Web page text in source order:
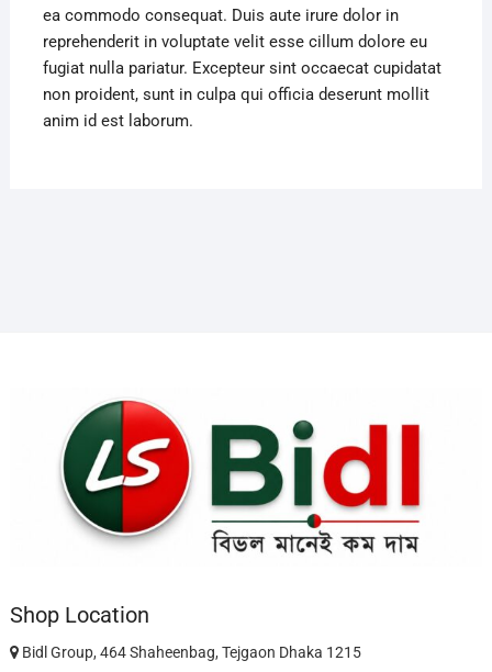
ea commodo consequat. Duis aute irure dolor in
reprehenderit in voluptate velit esse cillum dolore eu
fugiat nulla pariatur. Excepteur sint occaecat cupidatat
non proident, sunt in culpa qui officia deserunt mollit
anim id est laborum.
Shop Location
Bidl Group, 464 Shaheenbag, Tejgaon Dhaka 1215